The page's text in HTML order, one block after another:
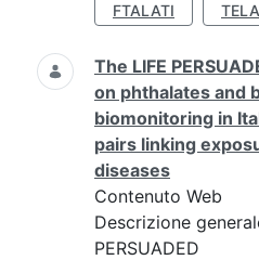
FTALATI
The LIFE
on phthalates and
biomonitoring in
pairs linking
diseases
Contenuto Web
Descrizione
PERSUADED